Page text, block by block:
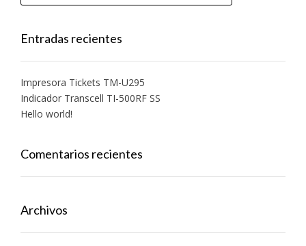
Entradas recientes
Impresora Tickets TM-U295
Indicador Transcell TI-500RF SS
Hello world!
Comentarios recientes
Archivos